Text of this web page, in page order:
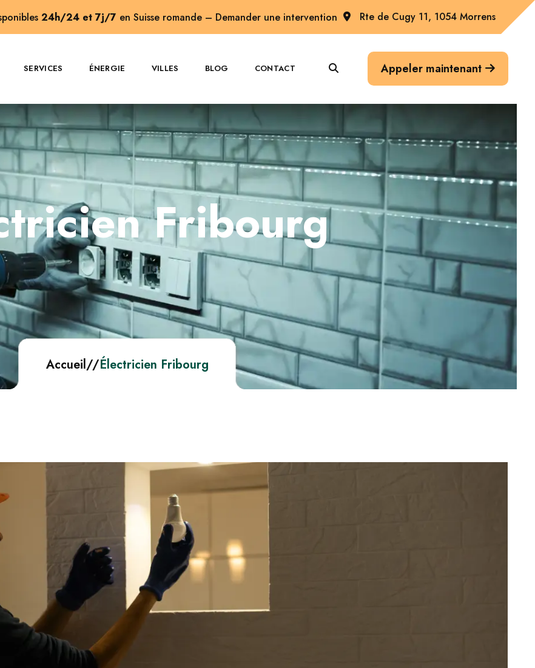
24h/24 et 7j/7 en Suisse romande – Demander une intervention Rte de Cugy 11, 1054 Morrens
SERVICES ÉNERGIE VILLES BLOG CONTACT Appeler maintenant
Fribourg
Accueil//Électricien Fribourg